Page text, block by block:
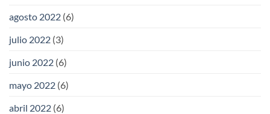
agosto 2022 (6)
julio 2022 (3)
junio 2022 (6)
mayo 2022 (6)
abril 2022 (6)